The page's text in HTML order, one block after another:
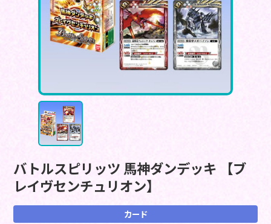
バトルスピリッツ 馬神ダンデッキ 【ブ
レイヴセンチュリオン】
カード